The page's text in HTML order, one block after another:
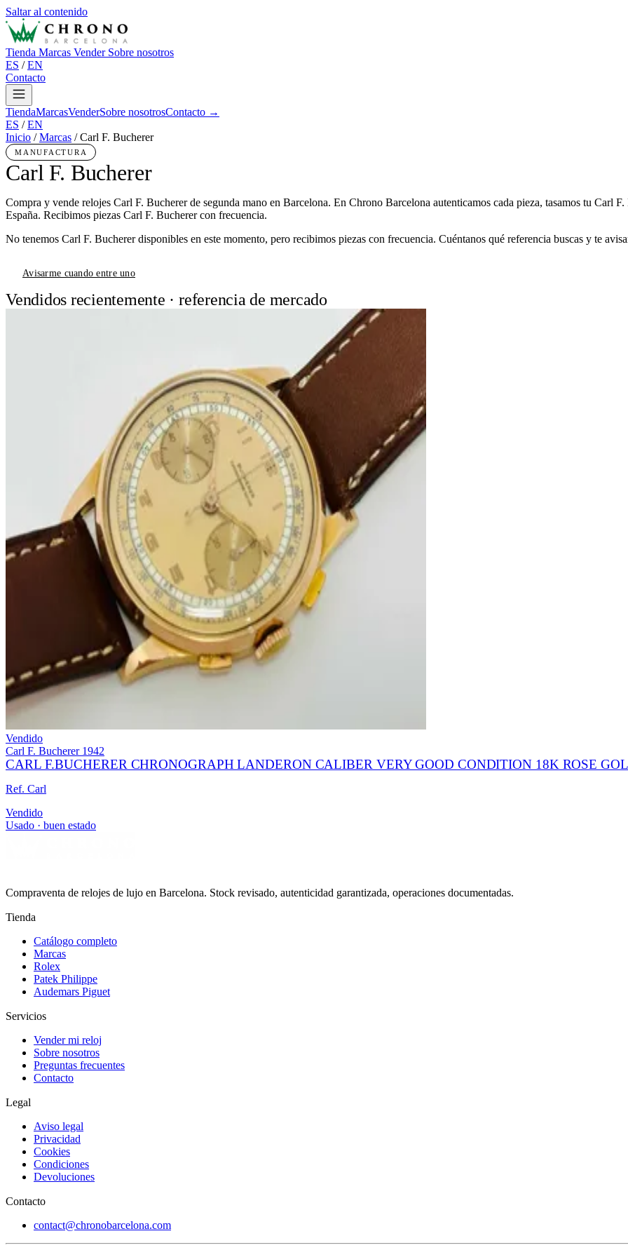
Saltar al contenido
Tienda Marcas Vender Sobre nosotros
ES / EN
Contacto
TiendaMarcasVenderSobre nosotrosContacto →
ES / EN
Inicio / Marcas / Carl F. Bucherer
MANUFACTURA
Carl F. Bucherer
Compra y vende relojes Carl F. Bucherer de segunda mano en Barcelona. En Chrono Barcelona autenticamos cada pieza, tasamos tu Carl
España. Recibimos piezas Carl F. Bucherer con frecuencia.
No tenemos Carl F. Bucherer disponibles en este momento, pero recibimos piezas con frecuencia. Cuéntanos qué referencia buscas y te
Avisarme cuando entre uno
Vendidos recientemente · referencia de mercado
Vendido
Carl F. Bucherer 1942
CARL F.BUCHERER CHRONOGRAPH LANDERON CALIBER VERY GOOD CONDITION 18K ROSE
Ref. Carl
Vendido
Usado · buen estado
Compraventa de relojes de lujo en Barcelona. Stock revisado, autenticidad garantizada, operaciones documentadas.
Tienda
Catálogo completo
Marcas
Rolex
Patek Philippe
Audemars Piguet
Servicios
Vender mi reloj
Sobre nosotros
Preguntas frecuentes
Contacto
Legal
Aviso legal
Privacidad
Cookies
Condiciones
Devoluciones
Contacto
contact@chronobarcelona.com